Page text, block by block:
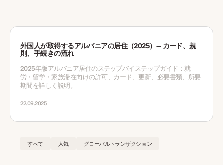
外国人が取得するアルバニアの居住（2025）— カード、規
則、手続きの流れ
2025年版アルバニア居住のステップバイステップガイド：就
労・留学・家族滞在向けの許可、カード、更新、必要書類、所要
期間を詳しく説明。
22.09.2025
すべて 人気 グローバルトランザクション